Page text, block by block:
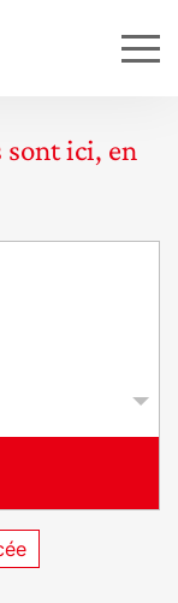
sont ici, en